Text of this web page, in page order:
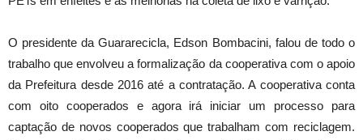
O presidente da Guararecicla, Edson Bombacini, falou de todo o
trabalho que envolveu a formalização da cooperativa com o apoio
da Prefeitura desde 2016 até a contratação. A cooperativa conta
com oito cooperados e agora irá iniciar um processo para
captação de novos cooperados que trabalham com reciclagem.